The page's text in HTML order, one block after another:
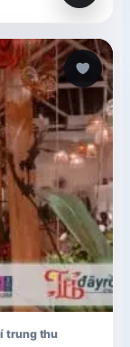
trung thu